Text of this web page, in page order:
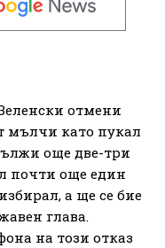
отмени
мълчи като пукал
още две-три
почти още един
а ще се бие
глава.
на този отказ